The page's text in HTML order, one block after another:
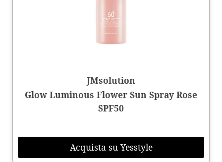
JMsolution
Glow Luminous Flower Sun Spray Rose
SPF50
Acquista su Yesstyle